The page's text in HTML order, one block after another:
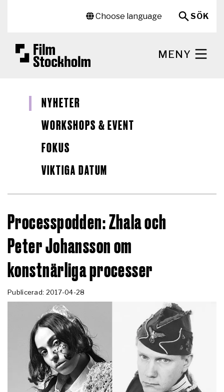
Choose language
SÖK
MENY
NYHETER
WORKSHOPS & EVENT
FOKUS
VIKTIGA DATUM
Processpodden: Zhala och
Peter Johansson om
konstnärliga processer
Publicerad: 2017-04-28